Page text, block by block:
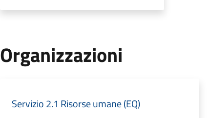
Organizzazioni
Servizio 2.1 Risorse umane (EQ)